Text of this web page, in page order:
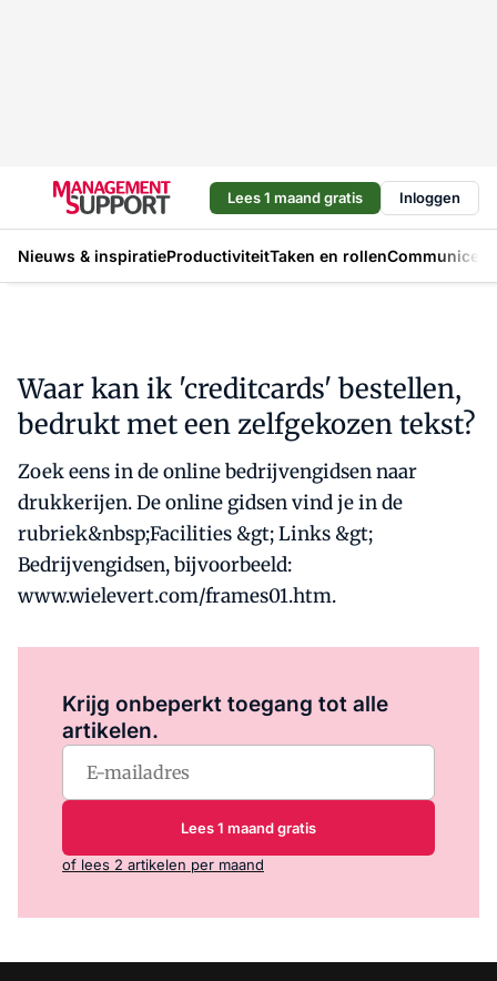
Lees 1 maand gratis Inloggen
Nieuws & inspiratieProductiviteitTaken en rollen
Waar kan ik 'creditcards' bestellen,
bedrukt met een zelfgekozen tekst?
Zoek eens in de online bedrijvengidsen naar
drukkerijen. De online gidsen vind je in de
rubriek&nbsp;Facilities &gt; Links &gt;
Bedrijvengidsen, bijvoorbeeld:
www.wielevert.com/frames01.htm.
Krijg onbeperkt toegang tot alle
artikelen.
Lees 1 maand gratis
of lees 2 artikelen per maand